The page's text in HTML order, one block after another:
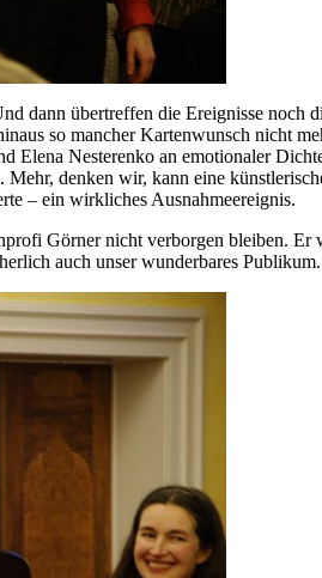
dann übertreffen die Ereignisse noch
so mancher Kartenwunsch nicht
Nesterenko an emotionaler
denken wir, kann eine
– ein wirkliches Ausnahmeereignis.
Görner nicht verborgen bleiben.
auch unser wunderbares Publikum.